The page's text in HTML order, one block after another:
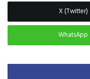
X (Twitter)
WhatsApp